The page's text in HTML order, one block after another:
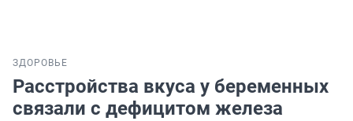
ЗДОРОВЬЕ
Расстройства вкуса у беременных
связали с дефицитом железа